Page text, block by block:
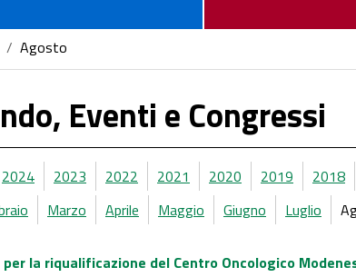
/ Agosto
Eventi e Congressi
2024 2023 2022 2021 2020 2019 2018
Marzo Aprile Maggio Giugno Luglio
la riqualificazione del Centro Oncologico